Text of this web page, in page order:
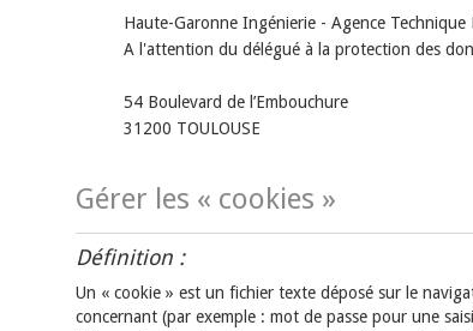
Haute-Garonne Ingénierie - Agence Technique
A l'attention du délégué à la protection des
54 Boulevard de l’Embouchure
31200 TOULOUSE
Gérer les « cookies »
Définition :
Un « cookie » est un fichier texte déposé sur le
concernant (par exemple : mot de passe pour une